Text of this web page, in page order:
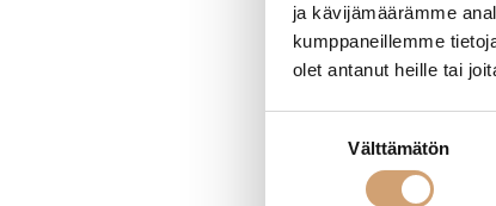
ja kävijämäärämme
kumppaneillemme
olet antanut heille tai
Välttämätön